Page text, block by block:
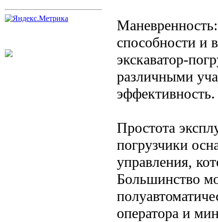
способности и
экскаватор-
различными
эффективность.
Простота
погрузчики
управления,
Большинство
оператора и